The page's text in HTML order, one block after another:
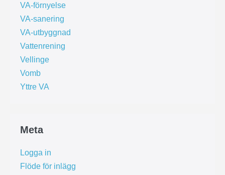
VA-förnyelse
VA-sanering
VA-utbyggnad
Vattenrening
Vellinge
Vomb
Yttre VA
Meta
Logga in
Flöde för inlägg